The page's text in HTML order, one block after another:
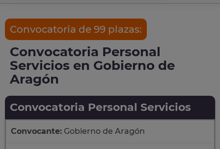
Convocatoria de 99 plazas:
Convocatoria Personal
Servicios en Gobierno de
Aragón
Convocatoria Personal Servicios
Convocante: Gobierno de Aragón